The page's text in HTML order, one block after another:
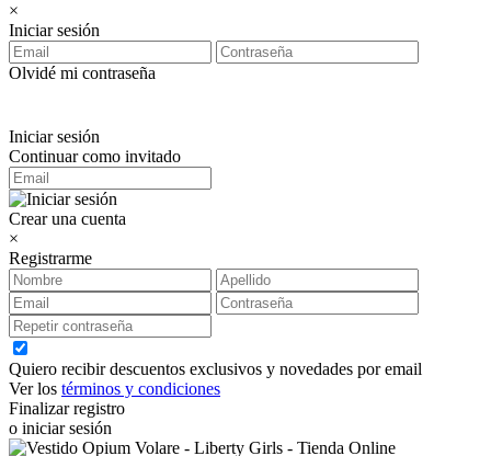
×
Iniciar sesión
Olvidé mi contraseña
Iniciar sesión
Continuar como invitado
Crear una cuenta
×
Registrarme
Quiero recibir descuentos exclusivos y novedades por email
Ver los términos y condiciones
Finalizar registro
o iniciar sesión